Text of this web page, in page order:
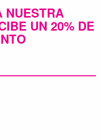
NUESTRA
UN 20% DE